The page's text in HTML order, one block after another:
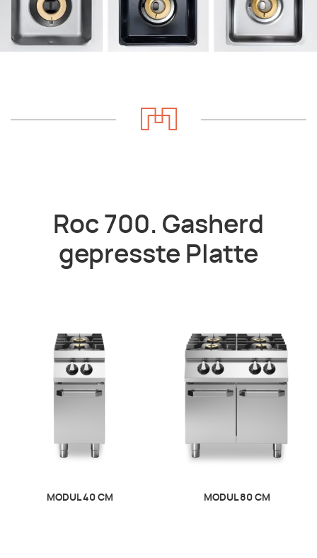
Roc 700. Gasherd
gepresste Platte
MODUL 40 CM MODUL 80 CM